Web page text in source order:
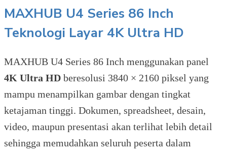
MAXHUB U4 Series 86 Inch
Teknologi Layar 4K Ultra HD
MAXHUB U4 Series 86 Inch menggunakan panel
4K Ultra HD beresolusi 3840 × 2160 piksel yang
mampu menampilkan gambar dengan tingkat
ketajaman tinggi. Dokumen, spreadsheet, desain,
video, maupun presentasi akan terlihat lebih detail
sehingga memudahkan seluruh peserta dalam